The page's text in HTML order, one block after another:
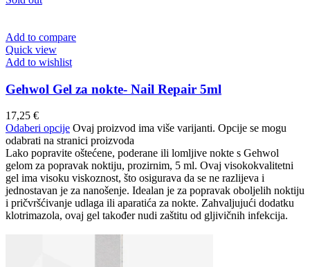
Add to compare
Quick view
Add to wishlist
Gehwol Gel za nokte- Nail Repair 5ml
17,25 €
Odaberi opcije Ovaj proizvod ima više varijanti. Opcije se mogu
odabrati na stranici proizvoda
Lako popravite oštećene, poderane ili lomljive nokte s Gehwol
gelom za popravak noktiju, prozirnim, 5 ml. Ovaj visokokvalitetni
gel ima visoku viskoznost, što osigurava da se ne razlijeva i
jednostavan je za nanošenje. Idealan je za popravak oboljelih noktiju
i pričvršćivanje udlaga ili aparatića za nokte. Zahvaljujući dodatku
klotrimazola, ovaj gel također nudi zaštitu od gljivičnih infekcija.